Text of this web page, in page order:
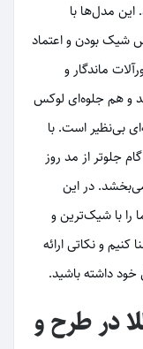
مدل‌ها با
بودن و اعتماد
ماندگار و
و هم جلوه‌ای لوکس
بی‌نظیر است. با
جلوتر از مد روز
در این
را با شیک‌ترین و
و نکاتی ارائه
خود داشته باشید.
در طرح و